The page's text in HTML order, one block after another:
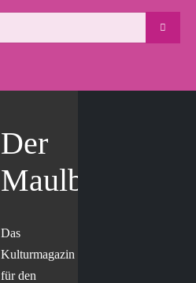
Der
Maulbär
Das
Kulturmagazin
für den